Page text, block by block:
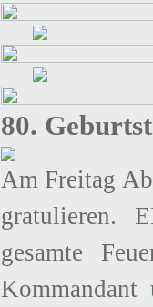
80.
Am Freitag
gratulieren.
gesamte
Kommandant